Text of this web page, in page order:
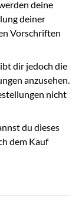
deine
deiner
Vorschriften
dir jedoch die
anzusehen.
nicht
du dieses
dem Kauf